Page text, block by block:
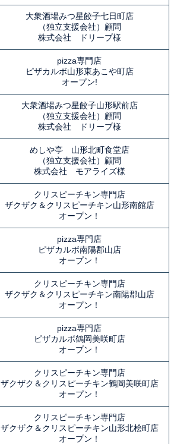
大衆酒場みつ星餃子七日町店
（独立支援会社）顧問
株式会社 ドリープ様
pizza専門店
ピザカルボ山形東あこや町店
オープン!
大衆酒場みつ星餃子山形駅前店
（独立支援会社）顧問
株式会社 ドリープ様
めしや亭 山形北町食堂店
（独立支援会社）顧問
株式会社 モアライズ様
クリスピーチキン専門店
ザクザク＆クリスピーチキン山形南館店
オープン！
pizza専門店
ピザカルボ南陽郡山店
オープン！
クリスピーチキン専門店
ザクザク＆クリスピーチキン南陽郡山店
オープン！
pizza専門店
ピザカルボ鶴岡美咲町店
オープン！
クリスピーチキン専門店
ザクザク＆クリスピーチキン鶴岡美咲町店
オープン！
クリスピーチキン専門店
ザクザク＆クリスピーチキン山形北桧町店
オープン！